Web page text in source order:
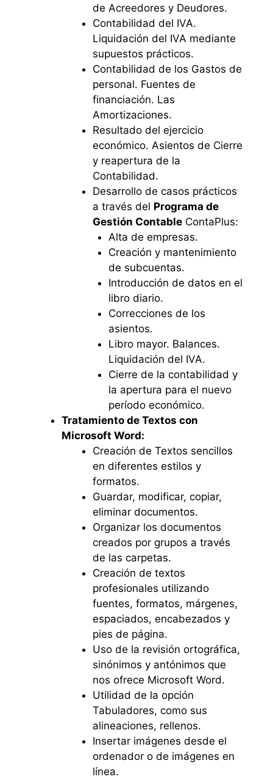
de Acreedores y Deudores.
Contabilidad del IVA.
Liquidación del IVA mediante
supuestos prácticos.
Contabilidad de los Gastos de
personal. Fuentes de
financiación. Las
Amortizaciones.
Resultado del ejercicio
económico. Asientos de Cierre
y reapertura de la
Contabilidad.
Desarrollo de casos prácticos
a través del Programa de
Gestión Contable ContaPlus:
Alta de empresas.
Creación y mantenimiento
de subcuentas.
Introducción de datos en el
libro diario.
Correcciones de los
asientos.
Libro mayor. Balances.
Liquidación del IVA.
Cierre de la contabilidad y
la apertura para el nuevo
período económico.
Tratamiento de Textos con
Microsoft Word:
Creación de Textos sencillos
en diferentes estilos y
formatos.
Guardar, modificar, copiar,
eliminar documentos.
Organizar los documentos
creados por grupos a través
de las carpetas.
Creación de textos
profesionales utilizando
fuentes, formatos, márgenes,
espaciados, encabezados y
pies de página.
Uso de la revisión ortográfica,
sinónimos y antónimos que
nos ofrece Microsoft Word.
Utilidad de la opción
Tabuladores, como sus
alineaciones, rellenos.
Insertar imágenes desde el
ordenador o de imágenes en
línea.